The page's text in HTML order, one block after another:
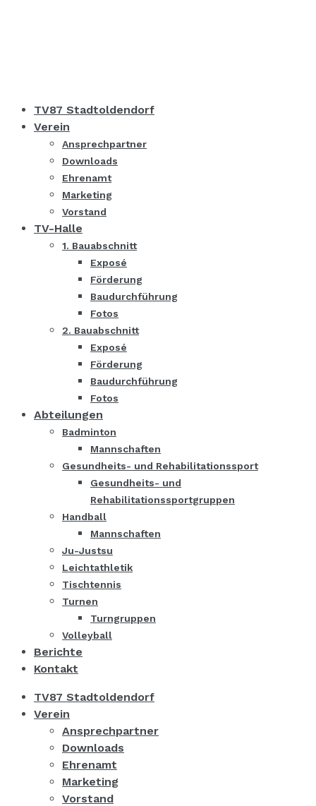
TV87 Stadtoldendorf
Verein
Ansprechpartner
Downloads
Ehrenamt
Marketing
Vorstand
TV-Halle
1. Bauabschnitt
Exposé
Förderung
Baudurchführung
Fotos
2. Bauabschnitt
Exposé
Förderung
Baudurchführung
Fotos
Abteilungen
Badminton
Mannschaften
Gesundheits- und Rehabilitationssport
Gesundheits- und
Rehabilitationssportgruppen
Handball
Mannschaften
Ju-Justsu
Leichtathletik
Tischtennis
Turnen
Turngruppen
Volleyball
Berichte
Kontakt
TV87 Stadtoldendorf
Verein
Ansprechpartner
Downloads
Ehrenamt
Marketing
Vorstand